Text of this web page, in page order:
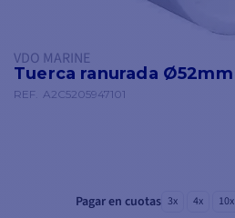
VDO MARINE
Tuerca ranurada Ø52mm
REF. A2C5205947101
Pagar en cuotas 3x 4x 10x